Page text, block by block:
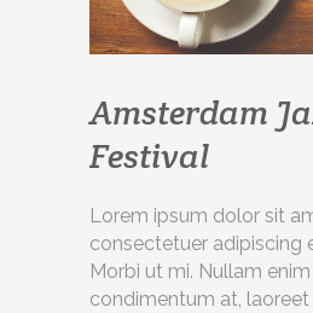
Amsterdam
Festival
Lorem ipsum dolor sit
consectetuer adipiscing
Morbi ut mi. Nullam
condimentum at, laoreet